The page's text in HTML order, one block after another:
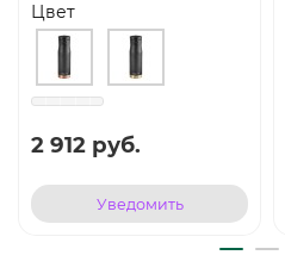
Цвет
2 912 руб.
Уведомить